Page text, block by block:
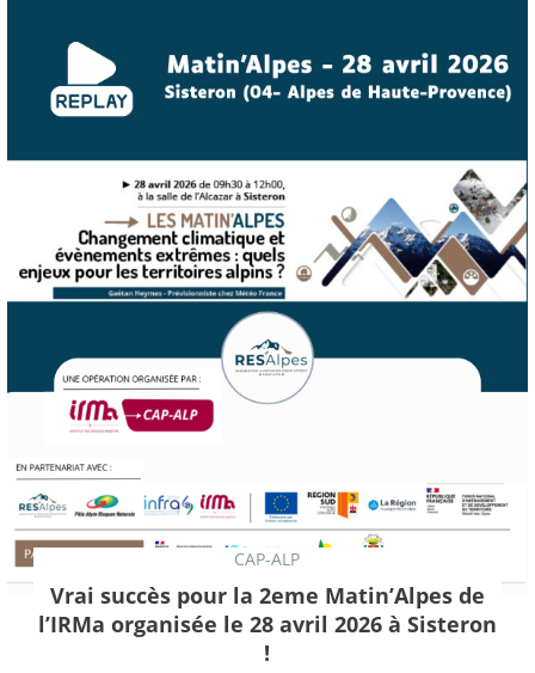
CAP-ALP
Vrai succès pour la 2eme Matin’Alpes de
l’IRMa organisée le 28 avril 2026 à Sisteron
!